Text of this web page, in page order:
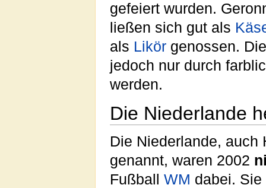
gefeiert wurden.
ließen sich gut als
als Likör genossen.
jedoch nur durch
werden.
Die Niederlande
Die Niederlande, auch
genannt, waren 2002
Fußball WM dabei.